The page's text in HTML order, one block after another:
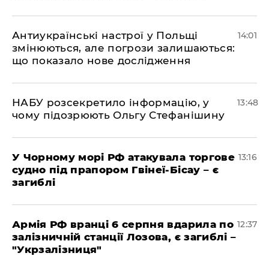
Антиукраїнські настрої у Польщі
змінюються, але погрози залишаються:
що показало нове дослідження
14:01
НАБУ розсекретило інформацію, у
чому підозрюють Ольгу Стефанішину
13:48
У Чорному морі РФ атакувала торгове
судно під прапором Гвінеї-Бісау – є
загиблі
13:16
Армія РФ вранці 6 серпня вдарила по
залізничній станції Лозова, є загиблі –
"Укрзалізниця"
12:37